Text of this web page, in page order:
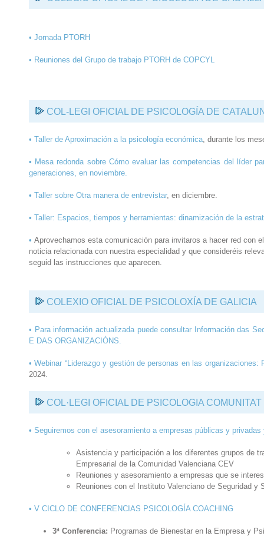
• Jornada PTORH
• Reuniones del Grupo de trabajo PTORH de COPCYL
COL-LEGI OFICIAL DE PSICOLOGÍA DE
• Taller de Aproximación a la psicología económica, durante los
• Mesa redonda sobre Cómo evaluar las competencias del líder
generaciones, en noviembre.
• Taller sobre Otra manera de entrevistar, en diciembre.
• Taller: Espacios, tiempos y herramientas: dinamización de la
• Aprovechamos esta comunicación para invitaros a hacer red con
noticia relacionada con nuestra especialidad y que consideréis
seguid las instrucciones que aparecen.
COLEXIO OFICIAL DE PSICOLOXÍA DE GALICIA
• Para información actualizada puede consultar Información das
E DAS ORGANIZACIÓNS.
• Webinar “Liderazgo y gestión de personas en las organizaciones:
2024.
COL·LEGI OFICIAL DE PSICOLOGIA
• Seguiremos con el asesoramiento a empresas públicas y
Asistencia y participación a los diferentes grupos de
Empresarial de la Comunidad Valenciana CEV
Reuniones y asesoramiento a empresas que se
Reuniones con el Instituto Valenciano de Seguridad y
• V CICLO DE CONFERENCIAS PSICOLOGÍA COACHING
3ª Conferencia: Programas de Bienestar en la Empresa y